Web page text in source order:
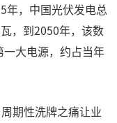
年，中国光伏发电总
，到2050年，该数
大电源，约占当年
期性洗牌之痛让业